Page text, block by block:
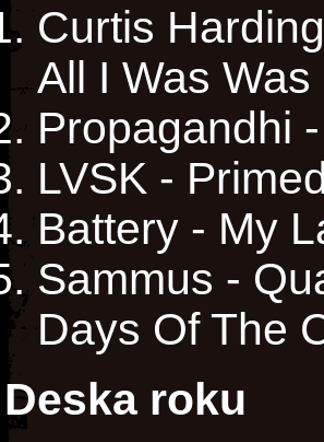
Curtis
All I Was Was
Propagandhi
LVSK -
Battery - My
Sammus -
Days Of The
Deska roku